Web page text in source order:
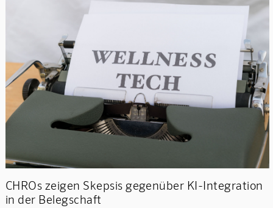
CHROs zeigen Skepsis gegenüber KI-Integration
in der Belegschaft